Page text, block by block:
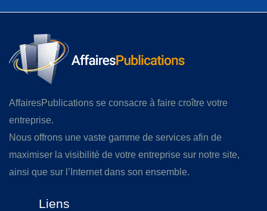
AffairesPublications se consacre à faire croître votre
entreprise.
Nous offrons une vaste gamme de services afin de
maximiser la visibilité de votre entreprise sur notre site,
ainsi que sur l’Internet dans son ensemble.
Liens